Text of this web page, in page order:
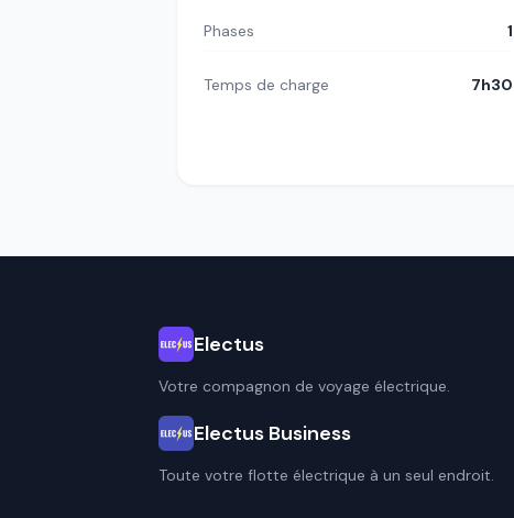
Phases 1
Temps de charge 7h30
Electus
Votre compagnon de voyage électrique.
Electus Business
Toute votre flotte électrique à un seul endroit.